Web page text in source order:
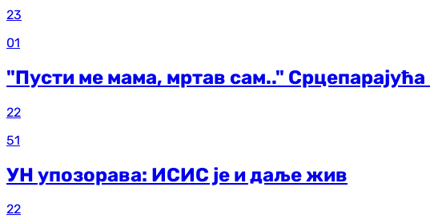
23
01
"Пусти ме мама, мртав сам.." Срцепарајућа
22
51
УН упозорава: ИСИС је и даље жив
22